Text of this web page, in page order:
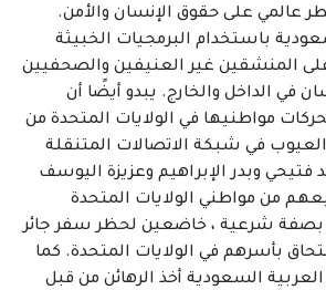
عالمي على حقوق الإنسان والأمن.
باستخدام البرمجيات الخبيثة
المنشقين غير العنيفين والصحفيين
في الداخل والخارج. يبدو أيضًا أن
مواطنيها في الولايات المتحدة من
في شبكة الاتصالات المتنقلة
فتيحي وبدر الإبراهيم وعزيزة اليوسف
من مواطني الولايات المتحدة
بصفة شرعية ، خاضعين لحظر سفر جائر
بأسرهم في الولايات المتحدة. كما
السعودية أخذ الرهائن من قبل